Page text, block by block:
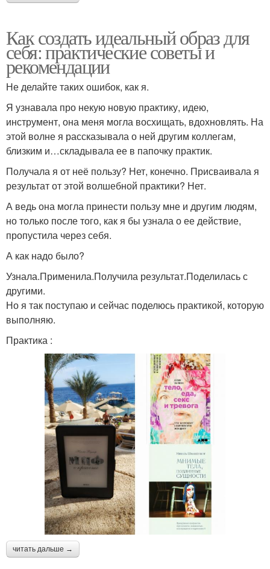
Как создать идеальный образ для
себя: практические советы и
рекомендации
Не делайте таких ошибок, как я.
Я узнавала про некую новую практику, идею,
инструмент, она меня могла восхищать, вдохновлять. На
этой волне я рассказывала о ней другим коллегам,
близким и…складывала ее в папочку практик.
Получала я от неё пользу? Нет, конечно. Присваивала я
результат от этой волшебной практики? Нет.
А ведь она могла принести пользу мне и другим людям,
но только после того, как я бы узнала о ее действие,
пропустила через себя.
А как надо было?
Узнала.Применила.Получила результат.Поделилась с
другими.
Но я так поступаю и сейчас поделюсь практикой, которую
выполняю.
Практика :
читать дальше →